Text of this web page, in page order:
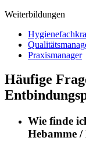
Weiterbildungen
Praxismanager
Häufige
Wie finde
Hebamme